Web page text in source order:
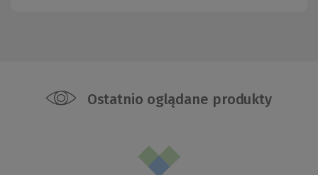
Ostatnio oglądane produkty